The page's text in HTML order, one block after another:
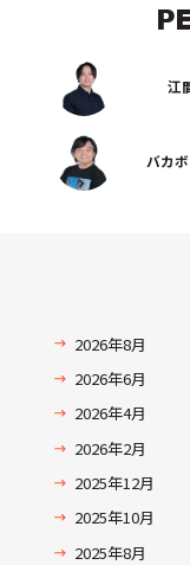
江
バカ
2026年8月
2026年6月
2026年4月
2026年2月
2025年12月
2025年10月
2025年8月